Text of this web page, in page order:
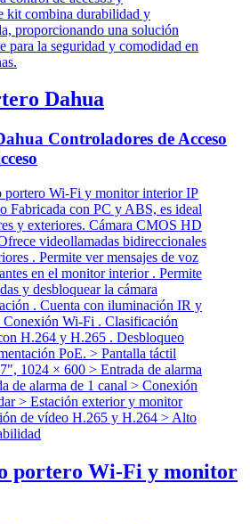
Dahua
Controladores de Acceso
portero Wi-Fi y monitor